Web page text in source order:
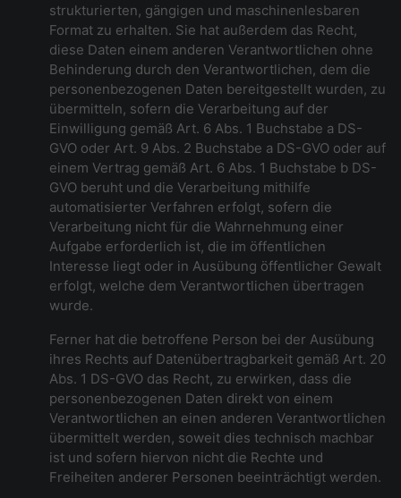
strukturierten, gängigen und maschinenlesbaren
Format zu erhalten. Sie hat außerdem das Recht,
diese Daten einem anderen Verantwortlichen ohne
Behinderung durch den Verantwortlichen, dem die
personenbezogenen Daten bereitgestellt wurden, zu
übermitteln, sofern die Verarbeitung auf der
Einwilligung gemäß Art. 6 Abs. 1 Buchstabe a DS-
GVO oder Art. 9 Abs. 2 Buchstabe a DS-GVO oder auf
einem Vertrag gemäß Art. 6 Abs. 1 Buchstabe b DS-
GVO beruht und die Verarbeitung mithilfe
automatisierter Verfahren erfolgt, sofern die
Verarbeitung nicht für die Wahrnehmung einer
Aufgabe erforderlich ist, die im öffentlichen
Interesse liegt oder in Ausübung öffentlicher Gewalt
erfolgt, welche dem Verantwortlichen übertragen
wurde.
Ferner hat die betroffene Person bei der Ausübung
ihres Rechts auf Datenübertragbarkeit gemäß Art. 20
Abs. 1 DS-GVO das Recht, zu erwirken, dass die
personenbezogenen Daten direkt von einem
Verantwortlichen an einen anderen Verantwortlichen
übermittelt werden, soweit dies technisch machbar
ist und sofern hiervon nicht die Rechte und
Freiheiten anderer Personen beeinträchtigt werden.